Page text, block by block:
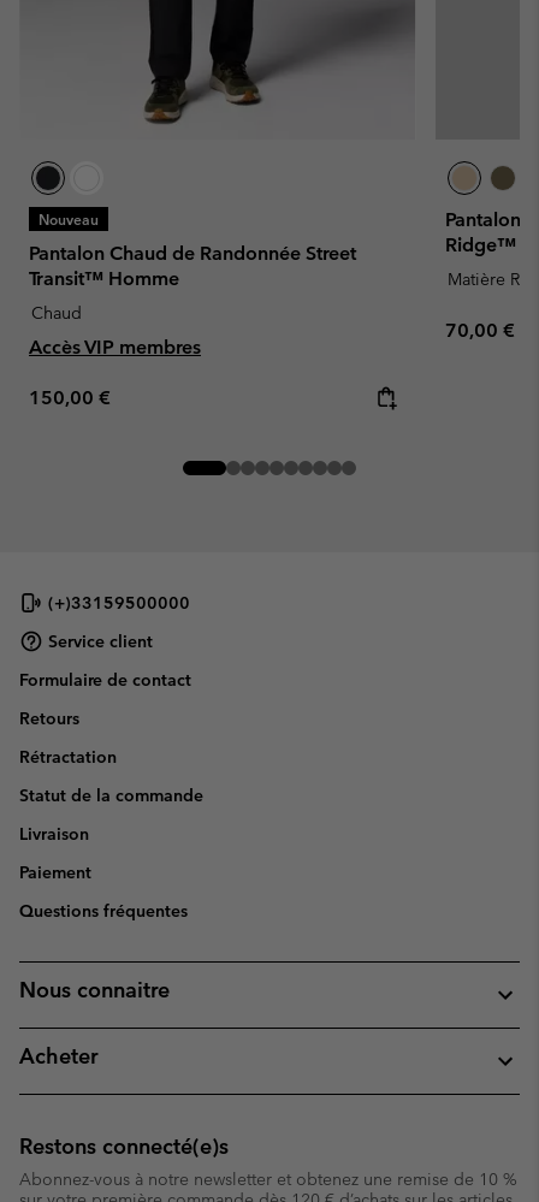
Nouveau
Pantalon Chaud de Randonnée Street
Transit™ Homme
Chaud
Accès VIP membres
Regular price:
150,00 €
Pantalon
Ridge™
Matière
Regular
70,00 €
(+)33159500000
Service client
Formulaire de contact
Retours
Rétractation
Statut de la commande
Livraison
Paiement
Questions fréquentes
Nous connaitre
Acheter
Restons connecté(e)s
Abonnez-vous à notre newsletter et obtenez une remise de 10 %